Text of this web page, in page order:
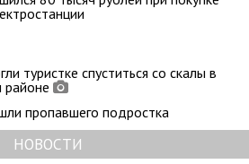
туристке спуститься со скалы в
районе
пропавшего подростка
НОВОСТИ